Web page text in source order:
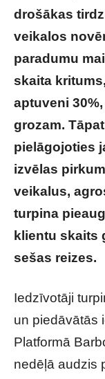
drošākas
veikalos
paradumu
skaita
aptuveni
grozam. Tāpat
pielāgojoties
izvēlas
veikalus,
turpina
klientu skaits
sešas reizes.
Iedzīvotāji
un piedāvātās
Platformā
nedēļā audzis